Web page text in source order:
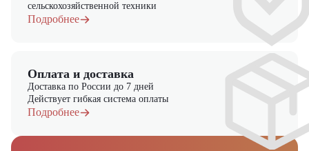
сельскохозяйственной техники
Подробнее
Оплата и доставка
Доставка по России до 7 дней
Действует гибкая система оплаты
Подробнее